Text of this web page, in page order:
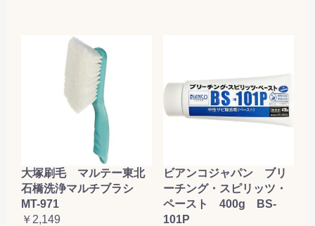
大塚刷毛 マルテー東北
石橋洗浄マルチブラシ
MT-971
￥2,149
ビアンコジャパン ブリ
ーチング・スピリッツ・
ペースト 400g BS-
101P